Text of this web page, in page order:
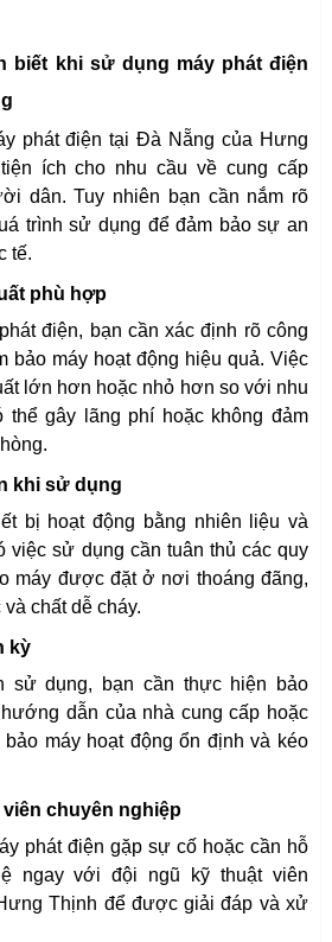
biết khi sử dụng máy phát điện
phát điện tại Đà Nẵng của Hưng
ích cho nhu cầu về cung cấp
dân. Tuy nhiên bạn cần nắm rõ
trình sử dụng để đảm bảo sự an
tế.
phù hợp
điện, bạn cần xác định rõ công
bảo máy hoạt động hiệu quả. Việc
lớn hơn hoặc nhỏ hơn so với nhu
thể gây lãng phí hoặc không đảm
khi sử dụng
bị hoạt động bằng nhiên liệu và
việc sử dụng cần tuân thủ các quy
máy được đặt ở nơi thoáng đãng,
chất dễ cháy.
kỳ
sử dụng, bạn cần thực hiện bảo
dẫn của nhà cung cấp hoặc
máy hoạt động ổn định và kéo
chuyên nghiệp
phát điện gặp sự cố hoặc cần hỗ
ngay với đội ngũ kỹ thuật viên
Thịnh để được giải đáp và xử